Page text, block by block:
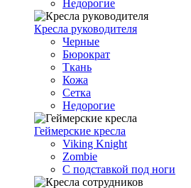
Недорогие
Кресла руководителя
Черные
Бюрократ
Ткань
Кожа
Сетка
Недорогие
Геймерские кресла
Viking Knight
Zombie
С подставкой под ноги